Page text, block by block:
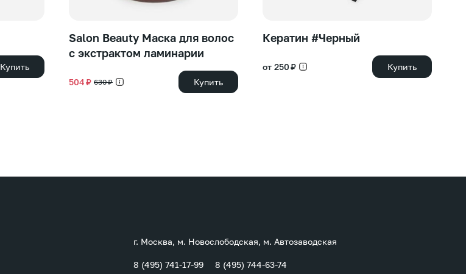
Купить
Salon Beauty Маска для волос
с экстрактом ламинарии
504 ₽ 630 ₽ Купить
Кератин #Черный
от 250 ₽ Купить
г. Москва, м. Новослободская, м. Автозаводская
8 (495) 741-17-99 8 (495) 744-63-74